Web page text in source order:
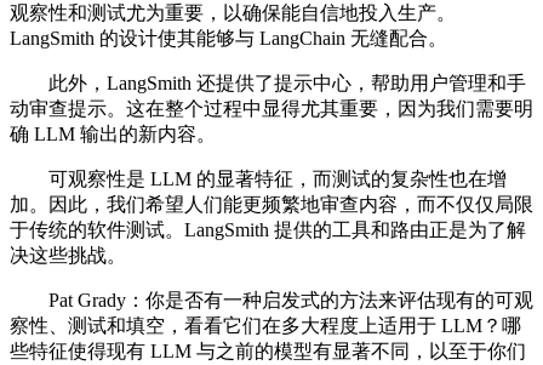
观察性和测试尤为重要，以确保能自信地投入生产。
LangSmith 的设计使其能够与 LangChain 无缝配合。
此外，LangSmith 还提供了提示中心，帮助用户管理和手
动审查提示。这在整个过程中显得尤其重要，因为我们需要明
确 LLM 输出的新内容。
可观察性是 LLM 的显著特征，而测试的复杂性也在增
加。因此，我们希望人们能更频繁地审查内容，而不仅仅局限
于传统的软件测试。LangSmith 提供的工具和路由正是为了解
决这些挑战。
Pat Grady：你是否有一种启发式的方法来评估现有的可观
察性、测试和填空，看看它们在多大程度上适用于 LLM？哪
些特征使得现有 LLM 与之前的模型有显著不同，以至于你们